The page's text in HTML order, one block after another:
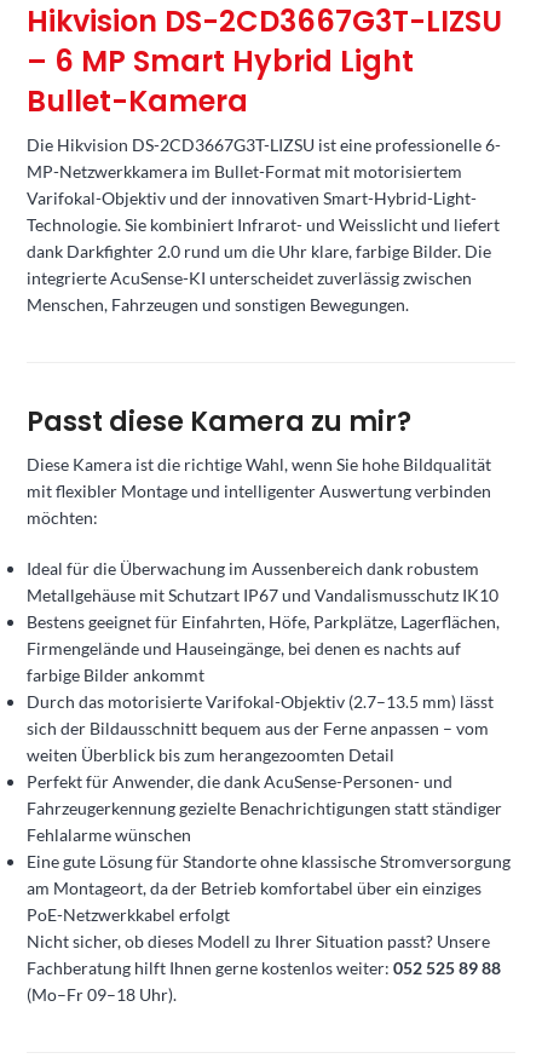
Hikvision DS-2CD3667G3T-LIZSU
– 6 MP Smart Hybrid Light
Bullet-Kamera
Die Hikvision DS-2CD3667G3T-LIZSU ist eine professionelle 6-
MP-Netzwerkkamera im Bullet-Format mit motorisiertem
Varifokal-Objektiv und der innovativen Smart-Hybrid-Light-
Technologie. Sie kombiniert Infrarot- und Weisslicht und liefert
dank Darkfighter 2.0 rund um die Uhr klare, farbige Bilder. Die
integrierte AcuSense-KI unterscheidet zuverlässig zwischen
Menschen, Fahrzeugen und sonstigen Bewegungen.
Passt diese Kamera zu mir?
Diese Kamera ist die richtige Wahl, wenn Sie hohe Bildqualität
mit flexibler Montage und intelligenter Auswertung verbinden
möchten:
Ideal für die Überwachung im Aussenbereich dank robustem
Metallgehäuse mit Schutzart IP67 und Vandalismusschutz IK10
Bestens geeignet für Einfahrten, Höfe, Parkplätze, Lagerflächen,
Firmengelände und Hauseingänge, bei denen es nachts auf
farbige Bilder ankommt
Durch das motorisierte Varifokal-Objektiv (2.7–13.5 mm) lässt
sich der Bildausschnitt bequem aus der Ferne anpassen – vom
weiten Überblick bis zum herangezoomten Detail
Perfekt für Anwender, die dank AcuSense-Personen- und
Fahrzeugerkennung gezielte Benachrichtigungen statt ständiger
Fehlalarme wünschen
Eine gute Lösung für Standorte ohne klassische Stromversorgung
am Montageort, da der Betrieb komfortabel über ein einziges
PoE-Netzwerkkabel erfolgt
Nicht sicher, ob dieses Modell zu Ihrer Situation passt? Unsere
Fachberatung hilft Ihnen gerne kostenlos weiter: 052 525 89 88
(Mo–Fr 09–18 Uhr).